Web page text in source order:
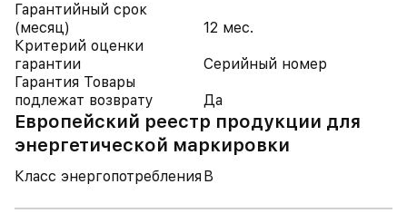
Гарантийный срок
(месяц)
12 мес.
Критерий оценки
гарантии
Серийный номер
Гарантия Товары
подлежат возврату
Да
Европейский реестр продукции для
энергетической маркировки
Класс энергопотребления B